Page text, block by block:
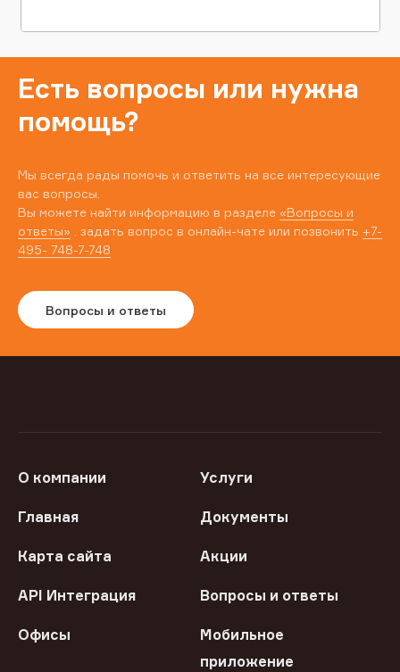
Есть вопросы или нужна
помощь?
Мы всегда рады помочь и ответить на все интересующие
вас вопросы.
Вы можете найти информацию в разделе «Вопросы и
ответы» , задать вопрос в онлайн-чате или позвонить +7-
495- 748-7-748
Вопросы и ответы
О компании Услуги
Главная Документы
Карта сайта Акции
API Интеграция Вопросы и ответы
Офисы
Мобильное
приложение